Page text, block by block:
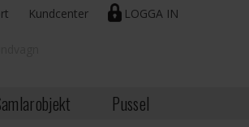
LOGGA IN
Kundcenter
Pussel